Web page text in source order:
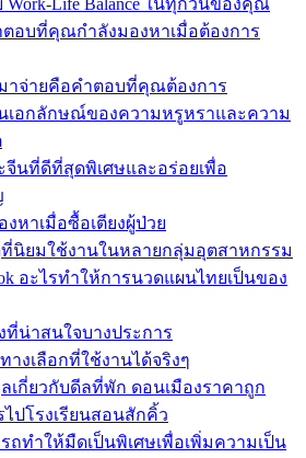
อบที่คุณกำลังมองหาเมื่อต้องการ
าจ่ายคือคำตอบที่คุณต้องการ
นเอกลักษณ์ของความหรูหราและความ
จีนที่ดีที่สุดพิเศษและอร่อยเพื่อ
หาเมื่อซื้อเตียงผู้ป่วย
ที่นิยมใช้งานในหลายกลุ่มอุตสาหกรรม
อะไรทำให้การนวดแผนไทยเป็นของ
ที่น่าสนใจบางประการ
างเลือกที่ใช้งานได้จริงๆ
กี่ยวกับดีลที่พัก ดอนเมืองราคาถูก
ปโรงเรียนสอนสักคิ้ว
ทำให้มืดเป็นพิเศษเพื่อเพิ่มความเป็น